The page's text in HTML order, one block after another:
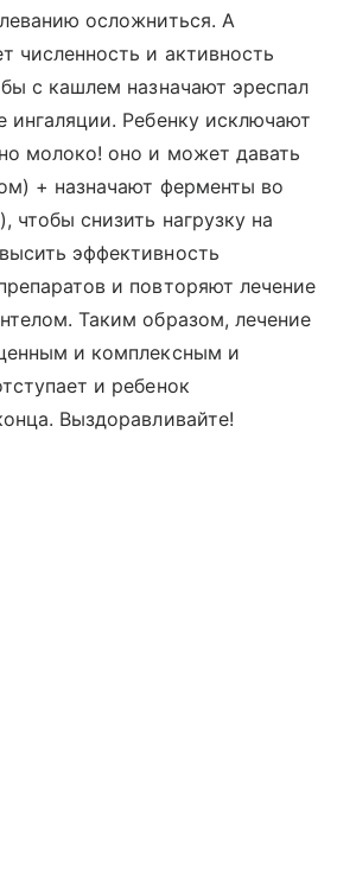
осложниться. А
численность и активность
с кашлем назначают эреспал
ингаляции. Ребенку исключают
молоко! оно и может давать
+ назначают ферменты во
снизить нагрузку на
эффективность
и повторяют лечение
Таким образом, лечение
и комплексным и
и ребенок
Выздоравливайте!